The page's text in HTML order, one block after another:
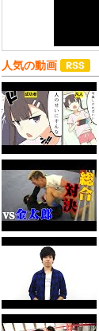
人気の動画